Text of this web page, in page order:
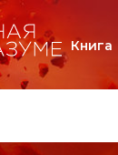
Книга